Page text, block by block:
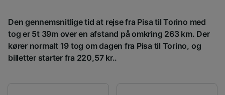
Den gennemsnitlige tid at rejse fra Pisa til Torino med
tog er 5t 39m over en afstand på omkring 263 km. Der
kører normalt 19 tog om dagen fra Pisa til Torino, og
billetter starter fra 220,57 kr..
Opbevare og/eller tilgå oplysninger på en
enhed. Tilpasset annoncering og indhold,
annoncerings- og indholdsmåling,
målgruppeundersøgelser og udvikling af
tjenester.
Liste over partnere (leverandører)